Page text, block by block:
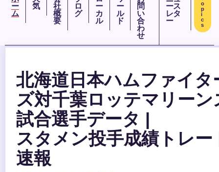
ー
ム
気
社
概
要
ロ
グ
ー
カ
ル
ー
ル
ド
問
い
合
わ
せ
ース
レタ
ー
o
p
i
c
s
北海道日本ハムファイタ
ズ対千葉ロッテマリーン
試合選手データ |
スタメン投手成績トレー
速報